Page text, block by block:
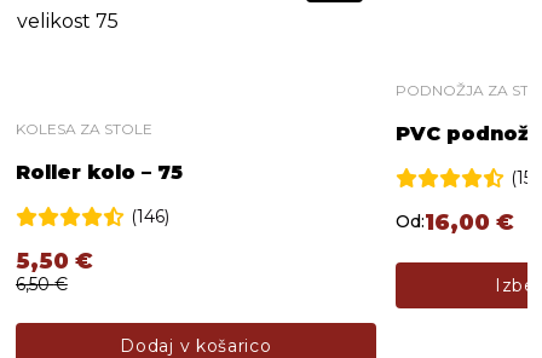
izberete na strani izdelka
KOLESA ZA STOLE
Roller kolo – 75
(146)
6,50€
5,50 €
Dodaj v košarico
PODNOŽJA ZA
PVC
(15)
Od:16,00€
Ta izdelek